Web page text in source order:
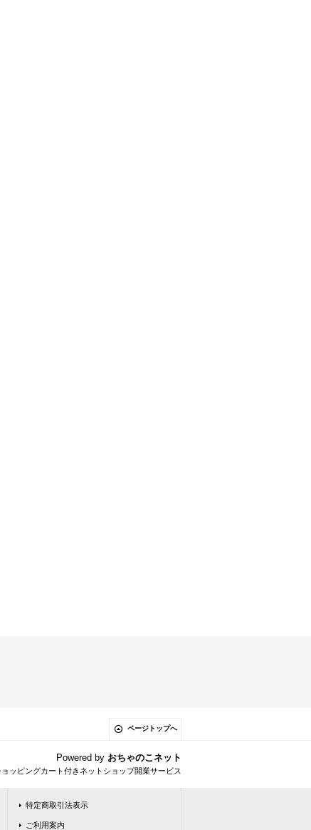
ページトップへ
Powered by おちゃのこネット
ッピングカート付きネットショップ開業サービス
特定商取引法表示
ご利用案内